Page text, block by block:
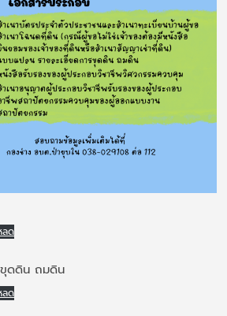
ลด
ขุดดิน ถมดิน
ลด